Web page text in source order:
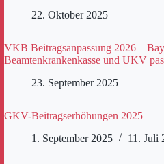
22. Oktober 2025
VKB Beitragsanpassung 2026 –
Beamtenkrankenkasse und UKV
23. September 2025
GKV-Beitragserhöhungen 2025
1. September 2025
11. Juli